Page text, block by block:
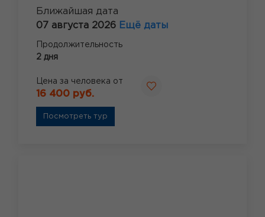
Ближайшая дата
07 августа 2026 Ещё даты
Продолжительность
2 дня
Цена за человека от
16 400 руб.
Посмотреть тур